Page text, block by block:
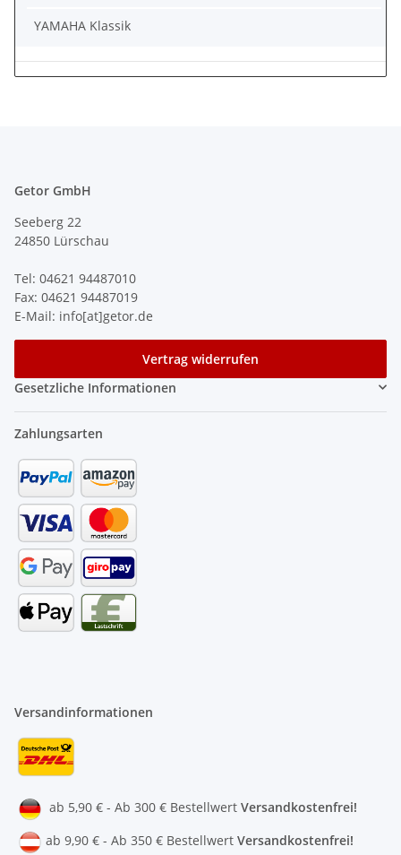
YAMAHA Klassik
Getor GmbH
Seeberg 22
24850 Lürschau
Tel: 04621 94487010
Fax: 04621 94487019
E-Mail: info[at]getor.de
Vertrag widerrufen
Gesetzliche Informationen
Zahlungsarten
Versandinformationen
ab 5,90 € - Ab 300 € Bestellwert Versandkostenfrei!
ab 9,90 € - Ab 350 € Bestellwert Versandkostenfrei!